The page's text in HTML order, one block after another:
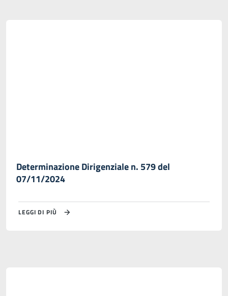
Determinazione Dirigenziale n. 579 del
07/11/2024
LEGGI DI PIÙ